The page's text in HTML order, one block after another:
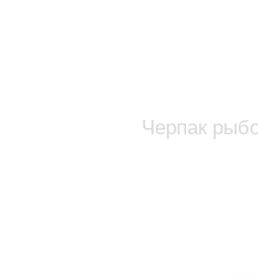
Черпак